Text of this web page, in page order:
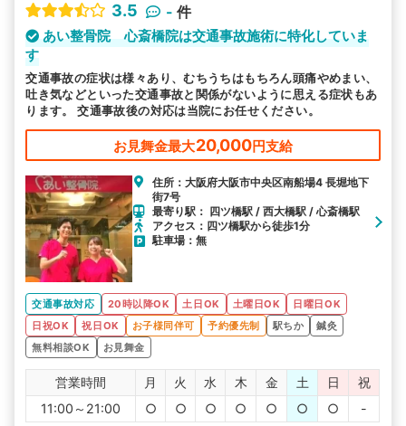
駅から探す 院名から探す
3.5
- 件
あい整骨院 心斎橋院は交通事故施術に特化していま
す
交通事故の症状は様々あり、むちうちはもちろん頭痛やめまい、
吐き気などといった交通事故と関係がないように思える症状もあ
ります。 交通事故後の対応は当院にお任せください。
お見舞金最大20,000円支給
住所：大阪府大阪市中央区南船場4 長堀地下
街7号
最寄り駅： 四ツ橋駅 / 西大橋駅 / 心斎橋駅
アクセス：四ツ橋駅から徒歩1分
駐車場：無
交通事故対応 20時以降OK 土日OK 土曜日OK
日曜日OK
日祝OK
祝日OK お子様同伴可 予約優先制 駅ちか
鍼灸
無料相談OK
お見舞金
営業時間 月 火 水 木 金 土 日
祝
11:00～21:00
○ ○ ○ ○ ○ ○ ○ -